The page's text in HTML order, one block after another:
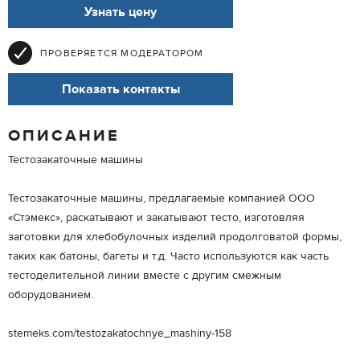
Узнать цену
ПРОВЕРЯЕТСЯ МОДЕРАТОРОМ
Показать контакты
ОПИСАНИЕ
Тестозакаточные машины
Тестозакаточные машины, предлагаемые компанией ООО
«Стэмекс», раскатывают и закатывают тесто, изготовляя
заготовки для хлебобулочных изделий продолговатой формы,
таких как батоны, багеты и т.д. Часто используются как часть
тестоделительной линии вместе с другим смежным
оборудованием.
stemeks.com/testozakatochnye_mashiny-158